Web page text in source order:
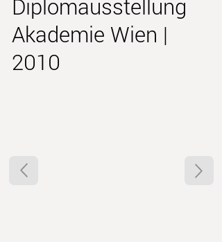
Diplomausstellung
Akademie Wien |
2010